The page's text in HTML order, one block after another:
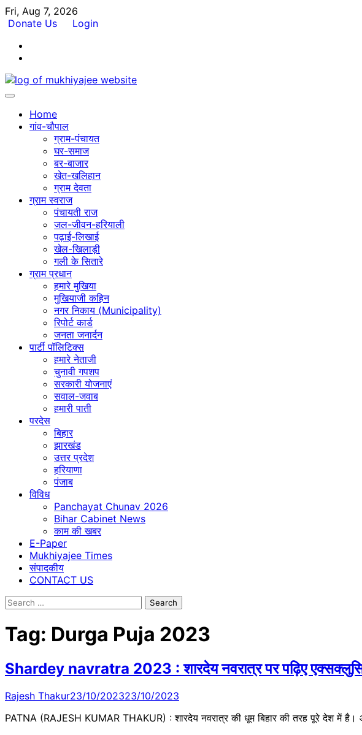
Skip
to
Fri, Aug 7, 2026
Donate Us
Login
Home
गांव-चौपाल
ग्राम-पंचायत
घर-समाज
बर-बाजार
खेत-खलिहान
ग्राम देवता
ग्राम स्वराज
पंचायती राज
जल-जीवन-हरियाली
पढ़ाई-लिखाई
खेल-खिलाड़ी
गली के सितारे
ग्राम प्रधान
हमारे मुखिया
मुखियाजी कहिन
नगर निकाय (Municipality)
रिपोर्ट कार्ड
जनता जनार्दन
पार्टी पॉलिटिक्स
हमारे नेताजी
चुनावी गपशप
सरकारी योजनाएं
सवाल-जवाब
हमारी पाती
परदेस
बिहार
झारखंड
उत्तर प्रदेश
हरियाणा
पंजाब
विविध
Panchayat Chunav 2026
Bihar Cabinet News
काम की खबर
E-Paper
Mukhiyajee Times
संपादकीय
CONTACT US
Search
Tag: Durga Puja 2023
Shardey navratra 2023 : शारदेय नवरात्र पर पढ़िए एक्सक्लुसिव
Rajesh Thakur23/10/202323/10/2023
PATNA (RAJESH KUMAR THAKUR) : शारदेय नवरात्र की धूम बिहार की तरह पूरे देश में